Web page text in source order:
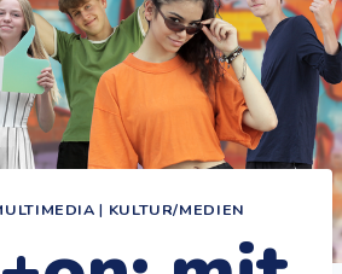
| KULTUR/MEDIEN